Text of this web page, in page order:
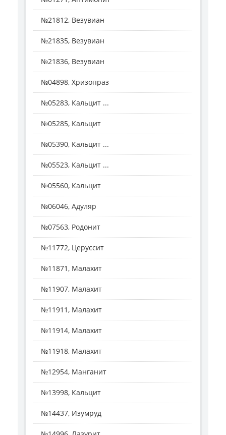
№21812, Везувиан
№21835, Везувиан
№21836, Везувиан
№04898, Хризопраз
№05283, Кальцит ...
№05285, Кальцит
№05390, Кальцит ...
№05523, Кальцит ...
№05560, Кальцит
№06046, Адуляр
№07563, Родонит
№11772, Церуссит
№11871, Малахит
№11907, Малахит
№11911, Малахит
№11914, Малахит
№11918, Малахит
№12954, Манганит
№13998, Кальцит
№14437, Изумруд